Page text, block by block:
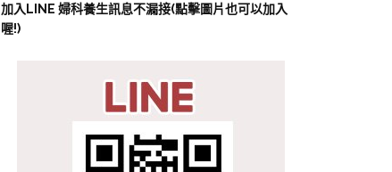
加入LINE 婦科養生訊息不漏接(點擊圖片也可以加入
喔!)